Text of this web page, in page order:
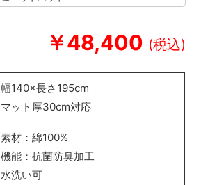
￥48,400
幅140×長さ195cm
マット厚30cm対応
素材：綿100%
機能：抗菌防臭加工
水洗い可